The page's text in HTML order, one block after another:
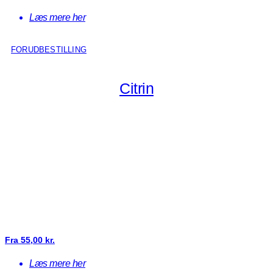
Læs mere her
FORUDBESTILLING
Citrin
Fra 55,00 kr.
Læs mere her